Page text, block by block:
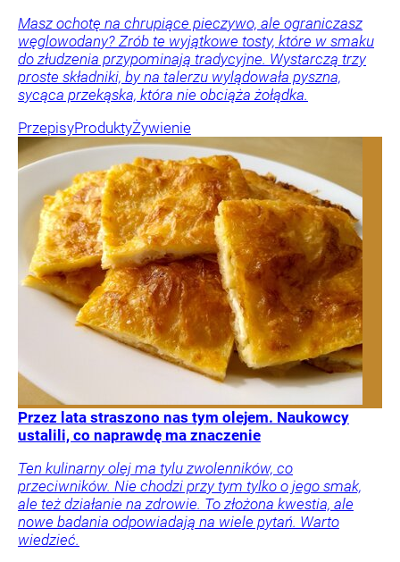
Masz ochotę na chrupiące pieczywo, ale ograniczasz
węglowodany? Zrób te wyjątkowe tosty, które w smaku
do złudzenia przypominają tradycyjne. Wystarczą trzy
proste składniki, by na talerzu wylądowała pyszna,
sycąca przekąska, która nie obciąża żołądka.
PrzepisyProduktyŻywienie
Przez lata straszono nas tym olejem. Naukowcy
ustalili, co naprawdę ma znaczenie
Ten kulinarny olej ma tylu zwolenników, co
przeciwników. Nie chodzi przy tym tylko o jego smak,
ale też działanie na zdrowie. To złożona kwestia, ale
nowe badania odpowiadają na wiele pytań. Warto
wiedzieć.